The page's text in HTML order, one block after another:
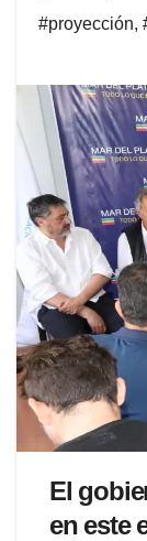
#proyección,
El
en este